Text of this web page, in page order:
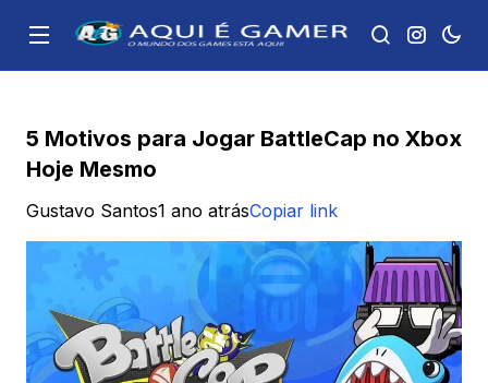
5 Motivos para Jogar BattleCap no Xbox
Hoje Mesmo
Gustavo Santos1 ano atrásCopiar link